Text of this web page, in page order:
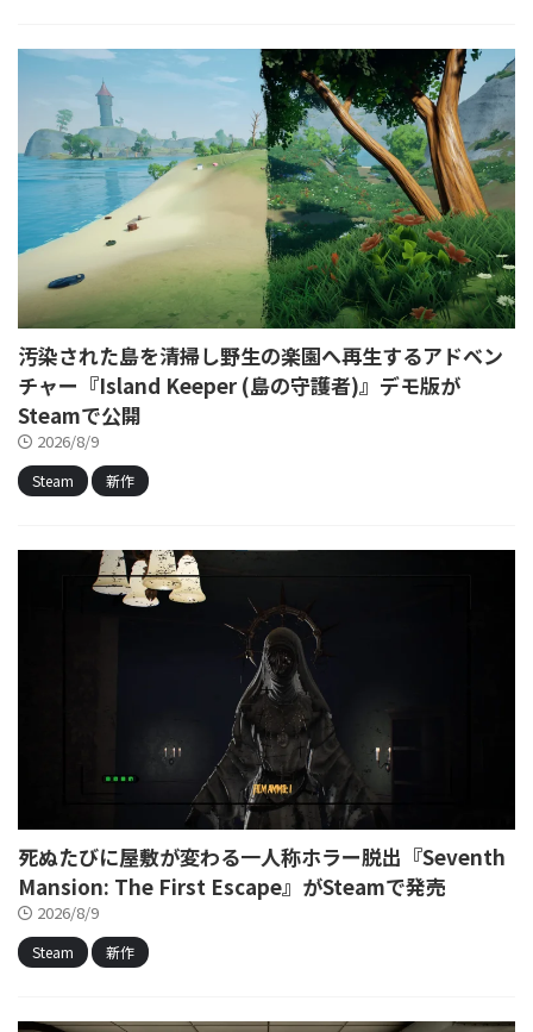
汚染された島を清掃し野生の楽園へ再生するアドベン
チャー『Island Keeper (島の守護者)』デモ版が
Steamで公開
2026/8/9
Steam 新作
死ぬたびに屋敷が変わる一人称ホラー脱出『Seventh
Mansion: The First Escape』がSteamで発売
2026/8/9
Steam 新作